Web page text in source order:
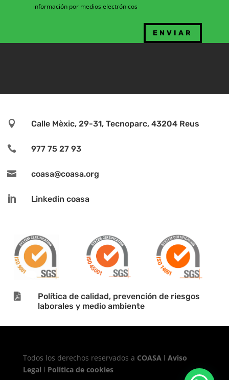
información por medios electrónicos
 Calle Mèxic, 29-31, Tecnoparc, 43204 Reus
 977 75 27 93
 coasa@coasa.org
 Linkedin coasa

Política de calidad, prevención de riesgos
laborales y medio ambiente
Todos los derechos reservados a COASA l Aviso
Legal l Política de cookies